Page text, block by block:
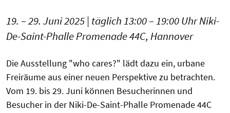
19. – 29. Juni 2025 | täglich 13:00 – 19:00 Uhr Niki-
De-Saint-Phalle Promenade 44C, Hannover
Die Ausstellung "who cares?" lädt dazu ein, urbane
Freiräume aus einer neuen Perspektive zu betrachten.
Vom 19. bis 29. Juni können Besucherinnen und
Besucher in der Niki-De-Saint-Phalle Promenade 44C